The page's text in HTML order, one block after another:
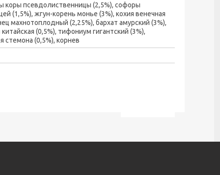
коры псевдолиственницы (2,5%), софоры
(1,5%), жгун-корень монье (3%), кохия венечная
махнотоплодный (2,25%), бархат амурский (3%),
(0,5%), тифониум гигантский (3%),
стемона (0,5%), корнев